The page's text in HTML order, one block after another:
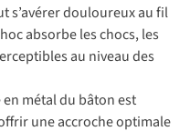
s’avérer douloureux au fil
absorbe les chocs, les
au niveau des
métal du bâton est
une accroche optimale